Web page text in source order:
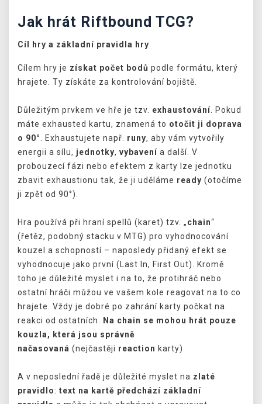
Jak hrát Riftbound TCG?
Cíl hry a základní pravidla hry
Cílem hry je získat počet bodů podle formátu, který
hrajete. Ty získáte za kontrolování bojiště.
Důležitým prvkem ve hře je tzv. exhaustování . Pokud
máte exhausted kartu, znamená to otočit ji doprava
o 90°
. Exhaustujete např. runy, aby vám vytvořily
energii a sílu, jednotky, vybavení a další. V
probouzecí fázi nebo efektem z karty lze jednotku
zbavit exhaustionu tak, že ji uděláme ready (otočíme
ji zpět od 90°).
Hra používá při hraní spellů (karet) tzv. „chain“
(řetěz, podobný stacku v MTG) pro vyhodnocování
kouzel a schopností – naposledy přidaný efekt se
vyhodnocuje jako první (Last In, First Out). Kromě
toho je důležité myslet i na to, že protihráč nebo
ostatní hráči můžou ve vašem kole reagovat na to co
hrajete. Vždy je dobré po zahrání karty počkat na
reakci od ostatních.
Na chain se mohou hrát pouze
kouzla, která jsou správně
načasovaná (nejčastěji reaction karty)
A v neposlední řadě je důležité myslet na zlaté
pravidlo: text na kartě předchází základní